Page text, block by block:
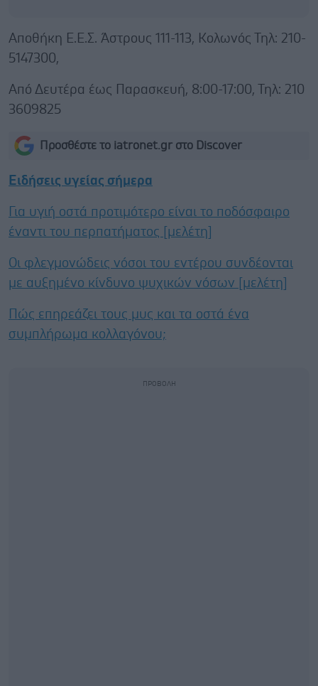
Αποθήκη Ε.Ε.Σ. Άστρους 111-113, Κολωνός Τηλ: 210-
5147300,
Από Δευτέρα έως Παρασκευή, 8:00-17:00, Τηλ: 210
3609825
Προσθέστε το iatronet.gr στο Discover
Ειδήσεις υγείας σήμερα
Για υγιή οστά προτιμότερο είναι το ποδόσφαιρο
έναντι του περπατήματος [μελέτη]
Οι φλεγμονώδεις νόσοι του εντέρου συνδέονται
με αυξημένο κίνδυνο ψυχικών νόσων [μελέτη]
Πώς επηρεάζει τους μυς και τα οστά ένα
συμπλήρωμα κολλαγόνου;